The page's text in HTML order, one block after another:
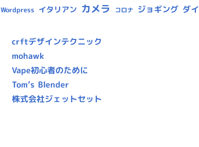
Wordpress イタリアン カメラ コロナ ジョギング ダイ
crftデザインテクニック
mohawk
Vape初心者のために
Tom’s Blender
株式会社ジェットセット